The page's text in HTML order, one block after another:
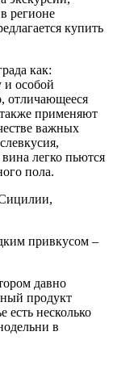
регионе
купить
как:
и особой
отличающееся
применяют
важных
легко пьются
пола.
привкусом –
давно
продукт
есть несколько
в